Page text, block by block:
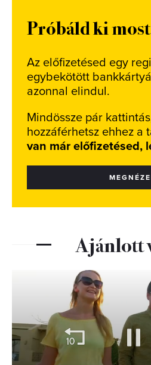
Próbáld ki
Az előfizetésed egy
egybekötött
azonnal elindul.
Mindössze pár
hozzáférhetsz ehhez a
van már előfizetésed,
Ajánlott